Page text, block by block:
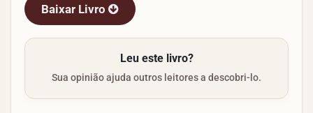
Baixar Livro
Leu este livro?
Sua opinião ajuda outros leitores a descobri-lo.